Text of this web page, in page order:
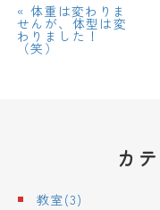
« 体重は変わりま
せんが、体型は変
わりました！
（笑）
カ
教室(3)